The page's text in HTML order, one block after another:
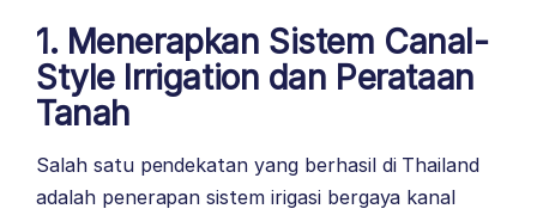
1. Menerapkan Sistem Canal-
Style Irrigation dan Perataan
Tanah
Salah satu pendekatan yang berhasil di Thailand
adalah penerapan sistem irigasi bergaya kanal